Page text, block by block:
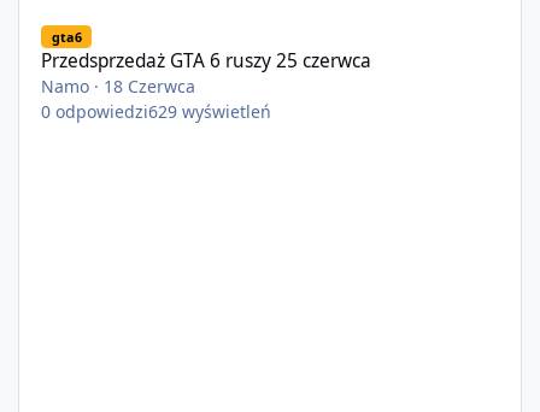
gta6
Przedsprzedaż GTA 6 ruszy 25 czerwca
Namo · 18 Czerwca
0 odpowiedzi629 wyświetleń